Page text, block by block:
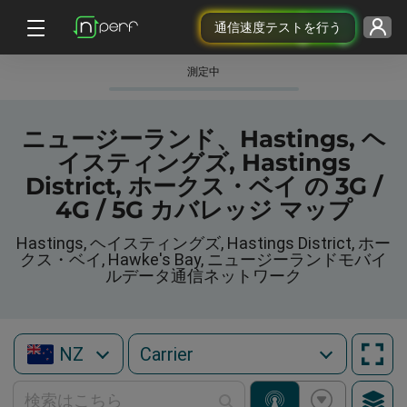
通信速度テストを行う
測定中
ニュージーランド、Hastings, ヘ
イスティングズ, Hastings
District, ホークス・ベイ の 3G /
4G / 5G カバレッジ マップ
Hastings, ヘイスティングズ, Hastings District, ホー
クス・ベイ, Hawke's Bay, ニュージーランドモバイ
ルデータ通信ネットワーク
NZ